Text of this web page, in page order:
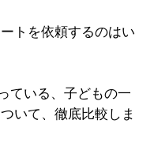
トを依頼するのはい
ている、子どもの一
いて、徹底比較しま